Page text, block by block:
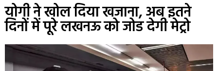
योगी ने खोल दिया खजाना, अब इतने
दिनों में पूरे लखनऊ को जोड देगी मेट्रो